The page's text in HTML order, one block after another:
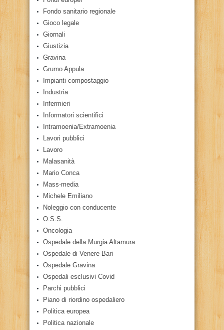
Fondo sanitario regionale
Gioco legale
Giornali
Giustizia
Gravina
Grumo Appula
Impianti compostaggio
Industria
Infermieri
Informatori scientifici
Intramoenia/Extramoenia
Lavori pubblici
Lavoro
Malasanità
Mario Conca
Mass-media
Michele Emiliano
Noleggio con conducente
O.S.S.
Oncologia
Ospedale della Murgia Altamura
Ospedale di Venere Bari
Ospedale Gravina
Ospedali esclusivi Covid
Parchi pubblici
Piano di riordino ospedaliero
Politica europea
Politica nazionale